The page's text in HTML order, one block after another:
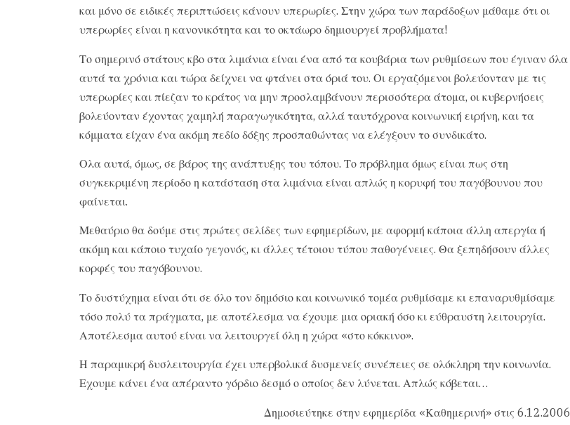
και μόνο σε ειδικές περιπτώσεις κάνουν υπερωρίες. Στην χώρα των παράδοξων μάθαμε ότι οι
υπερωρίες είναι η κανονικότητα και το οκτάωρο δημιουργεί προβλήματα!
Το σημερινό στάτους κβο στα λιμάνια είναι ένα από τα κουβάρια των ρυθμίσεων που έγιναν όλα
αυτά τα χρόνια και τώρα δείχνει να φτάνει στα όριά του. Οι εργαζόμενοι βολεύονταν με τις
υπερωρίες και πίεζαν το κράτος να μην προσλαμβάνουν περισσότερα άτομα, οι κυβερνήσεις
βολεύονταν έχοντας χαμηλή παραγωγικότητα, αλλά ταυτόχρονα κοινωνική ειρήνη, και τα
κόμματα είχαν ένα ακόμη πεδίο δόξης προσπαθώντας να ελέγξουν το συνδικάτο.
Ολα αυτά, όμως, σε βάρος της ανάπτυξης του τόπου. Το πρόβλημα όμως είναι πως στη
συγκεκριμένη περίοδο η κατάσταση στα λιμάνια είναι απλώς η κορυφή του παγόβουνου που
φαίνεται.
Μεθαύριο θα δούμε στις πρώτες σελίδες των εφημερίδων, με αφορμή κάποια άλλη απεργία ή
ακόμη και κάποιο τυχαίο γεγονός, κι άλλες τέτοιου τύπου παθογένειες. Θα ξεπηδήσουν άλλες
κορφές του παγόβουνου.
Το δυστύχημα είναι ότι σε όλο τον δημόσιο και κοινωνικό τομέα ρυθμίσαμε κι επαναρυθμίσαμε
τόσο πολύ τα πράγματα, με αποτέλεσμα να έχουμε μια οριακή όσο κι εύθραυστη λειτουργία.
Αποτέλεσμα αυτού είναι να λειτουργεί όλη η χώρα «στο κόκκινο».
Η παραμικρή δυσλειτουργία έχει υπερβολικά δυσμενείς συνέπειες σε ολόκληρη την κοινωνία.
Εχουμε κάνει ένα απέραντο γόρδιο δεσμό ο οποίος δεν λύνεται. Απλώς κόβεται…
Δημοσιεύτηκε στην εφημερίδα «Καθημερινή» στις 6.12.2006